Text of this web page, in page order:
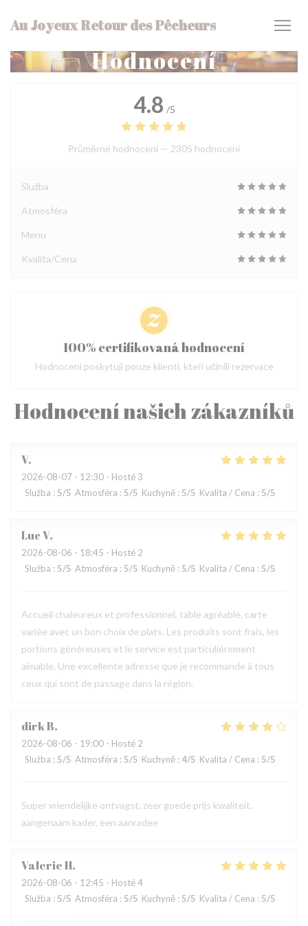
Au Joyeux Retour des Pêcheurs
Hodnocení
Hodnocení našich zákazníků
V
2026-08-07 - 12:30 - Hosté 3
Služba : 5/5 Atmosféra : 5/5 Kuchyně : 5/5 Kvalita / Cena : 5/5
LucV
2026-08-06 - 18:45 - Hosté 2
Služba : 5/5 Atmosféra : 5/5 Kuchyně : 5/5 Kvalita / Cena : 5/5
Accueil chaleureux et professionnel, table agréable, carte
variée avec un bon choix de plats. Les produits sont frais, les
portions généreuses et le service est particulièrement
aimable. Une excellente adresse que je recommande à tous
ceux qui sont de passage dans la région.
dirkB
2026-08-06 - 19:00 - Hosté 2
Služba : 5/5 Atmosféra : 5/5 Kuchyně : 4/5 Kvalita / Cena : 5/5
Super vriendelijke ontvagst, zeer goede prijs kwaliteit,
aangenaam kader, een aanradee
ValerieH
2026-08-06 - 12:45 - Hosté 4
Služba : 5/5 Atmosféra : 5/5 Kuchyně : 5/5 Kvalita / Cena : 5/5
4.8 /5
Průměrné hodnocení — 2305 hodnoceni
Služba
Atmosféra
Menu
Kvalita/Cena
100% certifikovaná hodnocení
Hodnocení poskytují pouze klienti, kteří učinili rezervace